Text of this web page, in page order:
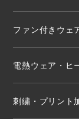
ファン付きウェ
電熱ウェア・ヒ
刺繍・プリント